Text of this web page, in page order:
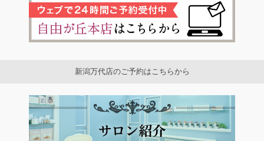
新潟万代店のご予約はこちらから